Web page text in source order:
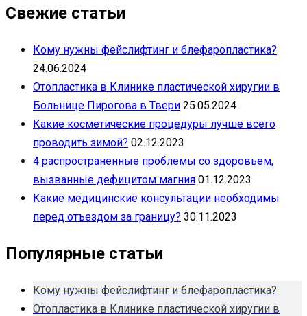
Свежие статьи
Кому нужны фейслифтинг и блефаропластика?
24.06.2024
Отопластика в Клинике пластической хиругии в
Больнице Пирогова в Твери 25.05.2024
Какие косметические процедуры лучше всего
проводить зимой? 02.12.2023
4 распространенные проблемы со здоровьем,
вызванные дефицитом магния 01.12.2023
Какие медицинские консультации необходимы
перед отъездом за границу? 30.11.2023
Популярные статьи
Кому нужны фейслифтинг и блефаропластика?
Отопластика в Клинике пластической хиругии в